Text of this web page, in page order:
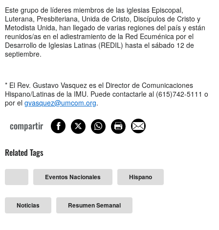
Este grupo de líderes miembros de las iglesias Episcopal,
Luterana, Presbiteriana, Unida de Cristo, Discípulos de Cristo y
Metodista Unida, han llegado de varias regiones del país y están
reunidos/as en el adiestramiento de la Red Ecuménica por el
Desarrollo de Iglesias Latinas (REDIL) hasta el sábado 12 de
septiembre.
* El Rev. Gustavo Vasquez es el Director de Comunicaciones
Hispano/Latinas de la IMU. Puede contactarle al (615)742-5111 o
por el gvasquez@umcom.org.
compartir
Related Tags
Eventos Nacionales Hispano
Noticias Resumen Semanal